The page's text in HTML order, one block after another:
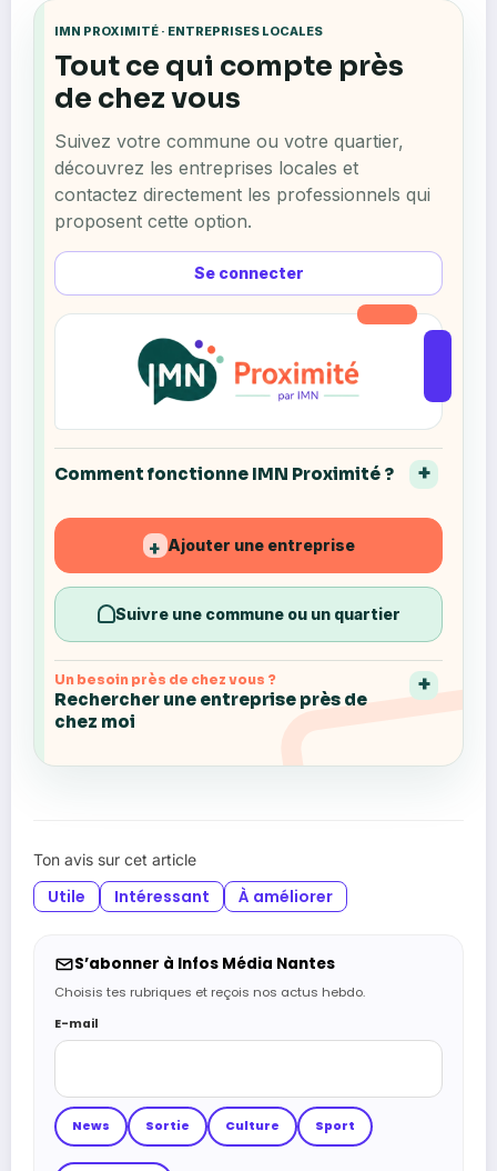
IMN PROXIMITÉ · ENTREPRISES LOCALES
Se connecter
Tout ce qui compte près
de chez vous
Suivez votre commune ou votre quartier,
découvrez les entreprises locales et
contactez directement les professionnels qui
proposent cette option.
Comment fonctionne IMN Proximité ?
+ Ajouter une entreprise
Suivre une commune ou un quartier
Un besoin près de chez vous ?
Rechercher une entreprise près de
chez moi
Ton avis sur cet article
Utile Intéressant À améliorer
S’abonner à Infos Média Nantes
Choisis tes rubriques et reçois nos actus hebdo.
E-mail
News Sortie Culture Sport